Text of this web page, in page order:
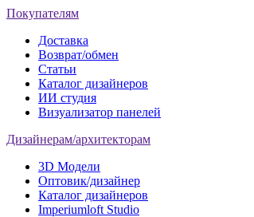
Покупателям
Доставка
Возврат/обмен
Статьи
Каталог дизайнеров
ИИ студия
Визуализатор панелей
Дизайнерам/архитекторам
3D Модели
Оптовик/дизайнер
Каталог дизайнеров
Imperiumloft Studio